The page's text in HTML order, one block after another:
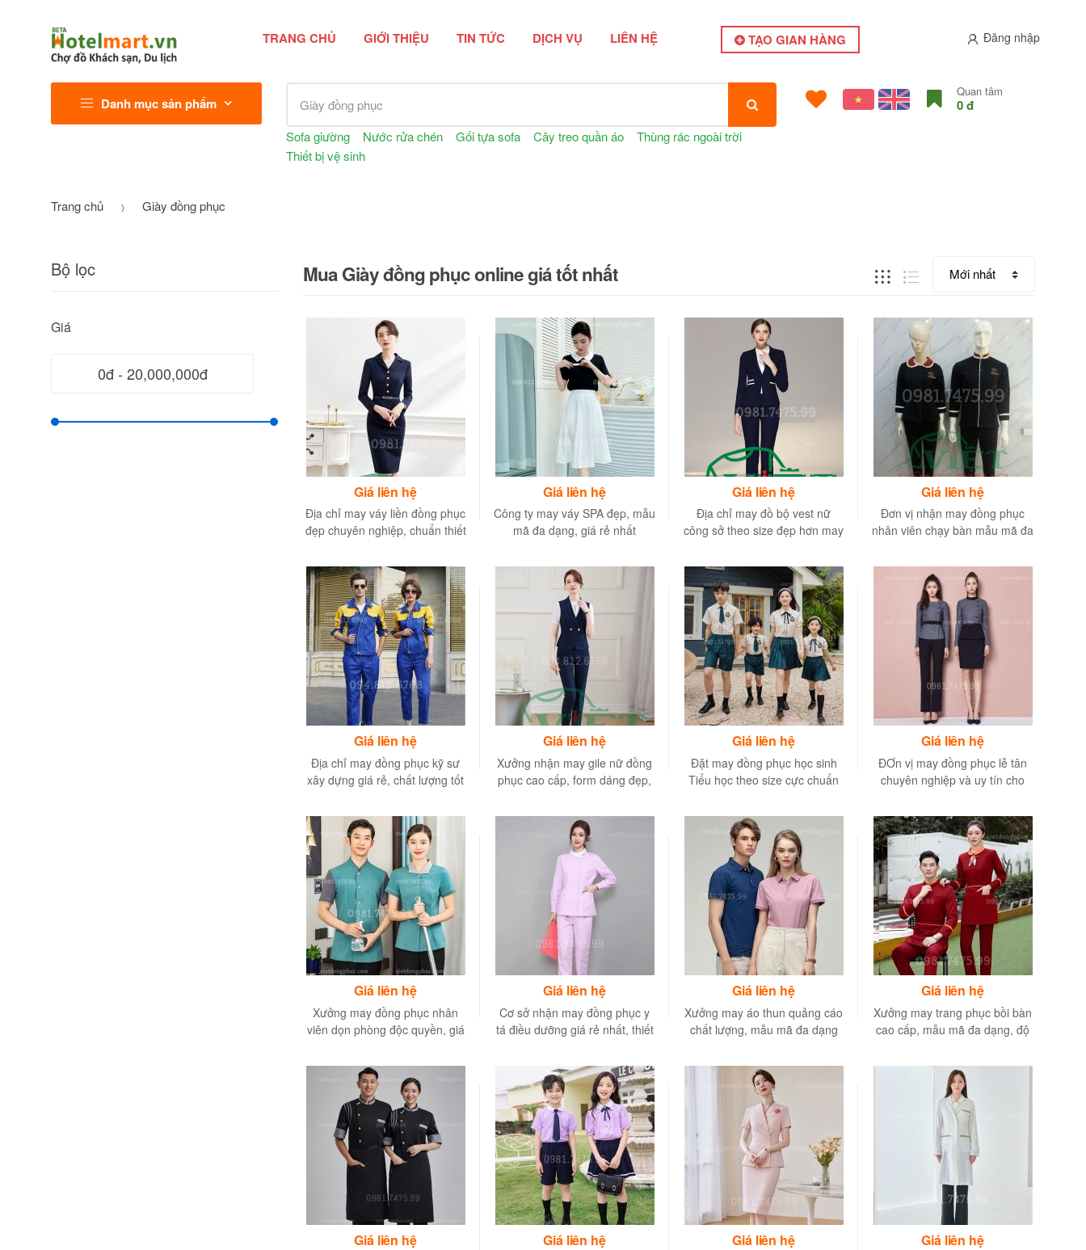
TRANG CHỦ GIỚI THIỆU TIN TỨC DỊCH VỤ LIÊN HỆ TẠO GIAN HÀNG Đăng nhập
Danh mục sản phẩm
Sofa giường Nước rửa chén Gối tựa sofa Cây treo quần áo
Thùng rác ngoài trời
Thiết bị vệ sinh
Quan tâm
0 đ
Trang chủ Giày đồng phục
Bộ lọc
Giá
Mua Giày đồng phục online giá tốt nhất
Giá liên hệ
Địa chỉ may váy liền đồng phục
đẹp chuyên nghiệp, chuẩn thiết
Giá liên hệ
Công ty may váy SPA đẹp, mẫu
mã đa dạng, giá rẻ nhất
Giá liên hệ
Địa chỉ may đồ bộ vest nữ
công sở theo size đẹp hơn may
Giá liên hệ
Đơn vị nhận may đồng phục
nhân viên chạy bàn mẫu mã đa
Giá liên hệ
Địa chỉ may đồng phục kỹ sư
xây dựng giá rẻ, chất lượng tốt
Giá liên hệ
Xưởng nhận may gile nữ đồng
phục cao cấp, form dáng đẹp,
Giá liên hệ
Đặt may đồng phục học sinh
Tiểu học theo size cực chuẩn
Giá liên hệ
ĐƠn vị may đồng phục lễ tân
chuyên nghiệp và uy tín cho
Giá liên hệ
Xưởng may đồng phục nhân
viên dọn phòng độc quyền, giá
Giá liên hệ
Cơ sở nhận may đồng phục y
tá điều dưỡng giá rẻ nhất, thiết
Giá liên hệ
Xưởng may áo thun quảng cáo
chất lượng, mẫu mã đa dạng
Giá liên hệ
Xưởng may trang phục bồi bàn
cao cấp, mẫu mã đa dạng, độ
Giá liên hệ Giá liên hệ Giá liên hệ Giá liên hệ